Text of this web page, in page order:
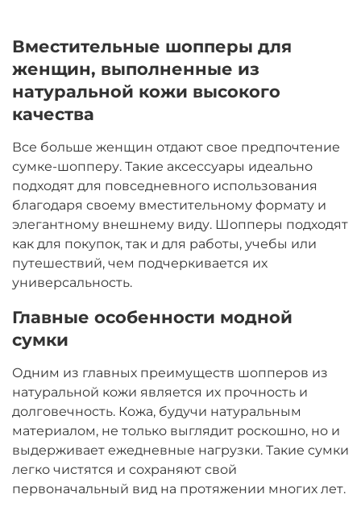
Вместительные шопперы для
женщин, выполненные из
натуральной кожи высокого
качества
Все больше женщин отдают свое предпочтение
сумке-шопперу. Такие аксессуары идеально
подходят для повседневного использования
благодаря своему вместительному формату и
элегантному внешнему виду. Шопперы подходят
как для покупок, так и для работы, учебы или
путешествий, чем подчеркивается их
универсальность.
Главные особенности модной
сумки
Одним из главных преимуществ шопперов из
натуральной кожи является их прочность и
долговечность. Кожа, будучи натуральным
материалом, не только выглядит роскошно, но и
выдерживает ежедневные нагрузки. Такие сумки
легко чистятся и сохраняют свой
первоначальный вид на протяжении многих лет.